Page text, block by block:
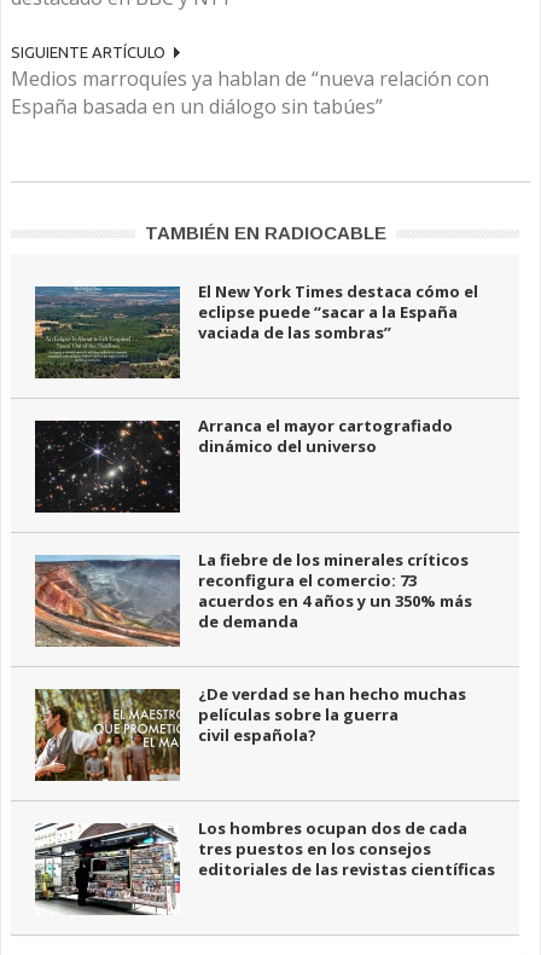
SIGUIENTE ARTÍCULO
Medios marroquíes ya hablan de “nueva relación con
España basada en un diálogo sin tabúes”
TAMBIÉN EN RADIOCABLE
El New York Times destaca cómo el
eclipse puede “sacar a la España
vaciada de las sombras”
Arranca el mayor cartografiado
dinámico del universo
La fiebre de los minerales críticos
reconfigura el comercio: 73
acuerdos en 4 años y un 350% más
de demanda
¿De verdad se han hecho muchas
películas sobre la guerra
civil española?
Los hombres ocupan dos de cada
tres puestos en los consejos
editoriales de las revistas científicas